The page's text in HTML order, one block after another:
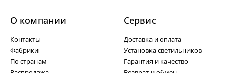
О компании
Контакты
Фабрики
По странам
Cервис
Доставка и оплата
Установка светильников
Гарантия и качество